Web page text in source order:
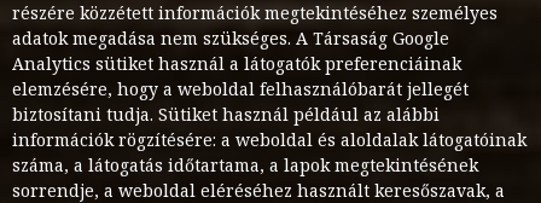
részére közzétett információk megtekintéséhez személyes
adatok megadása nem szükséges. A Társaság Google
Analytics sütiket használ a látogatók preferenciáinak
elemzésére, hogy a weboldal felhasználóbarát jellegét
biztosítani tudja. Sütiket használ például az alábbi
információk rögzítésére: a weboldal és aloldalak látogatóinak
száma, a látogatás időtartama, a lapok megtekintésének
sorrendje, a weboldal eléréséhez használt keresőszavak, a